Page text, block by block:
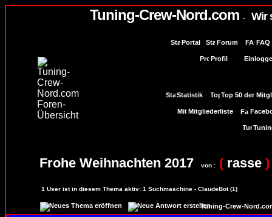
Tuning-Crew-Nord.com - Wir
Portal Forum FAQ
Profil
Statistik Top 50 der
Mitgliederliste
Frohe Weihnachten 2017 von : ( rasse )
1 User ist in diesem Thema aktiv:1 Suchmaschine - ClaudeBot (1)
Tuning-Crew-